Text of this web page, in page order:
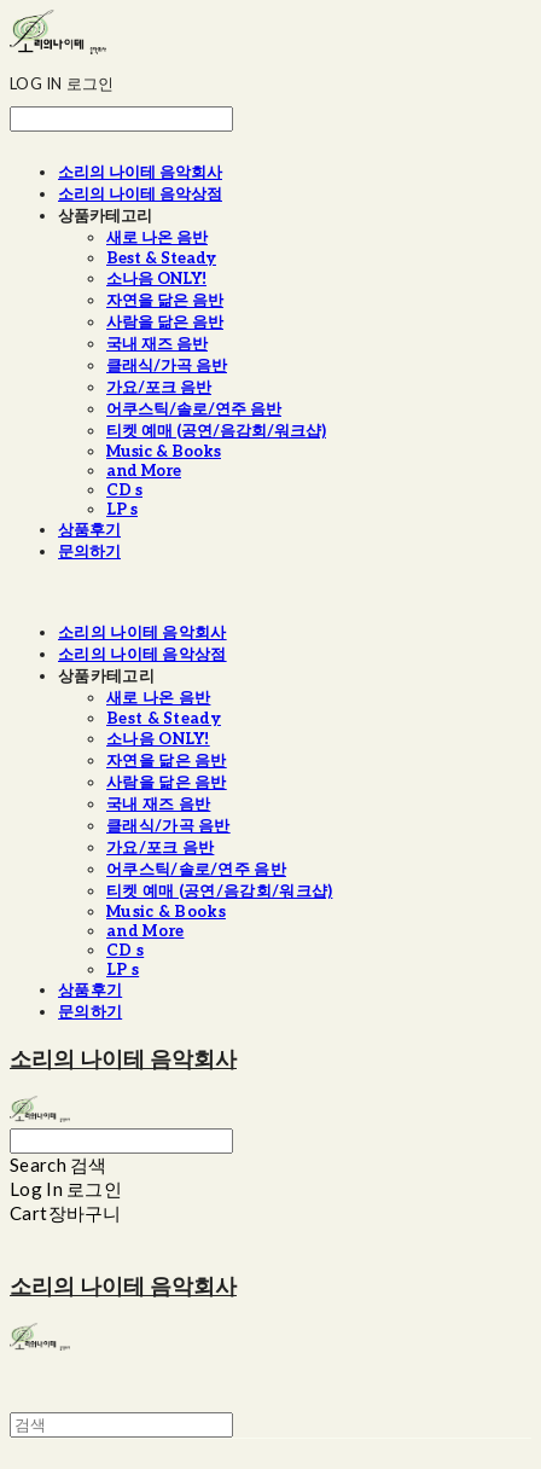
LOG IN 로그인
소리의 나이테 음악회사
소리의 나이테 음악상점
상품카테고리
새로 나온 음반
Best & Steady
소나음 ONLY!
자연을 닮은 음반
사람을 닮은 음반
국내 재즈 음반
클래식/가곡 음반
가요/포크 음반
어쿠스틱/솔로/연주 음반
티켓 예매 (공연/음감회/워크샵)
Music & Books
and More
CD s
LP s
상품후기
문의하기
소리의 나이테 음악회사
소리의 나이테 음악상점
상품카테고리
새로 나온 음반
Best & Steady
소나음 ONLY!
자연을 닮은 음반
사람을 닮은 음반
국내 재즈 음반
클래식/가곡 음반
가요/포크 음반
어쿠스틱/솔로/연주 음반
티켓 예매 (공연/음감회/워크샵)
Music & Books
and More
CD s
LP s
상품후기
문의하기
소리의 나이테 음악회사
Search 검색
Log In 로그인
Cart장바구니
소리의 나이테 음악회사